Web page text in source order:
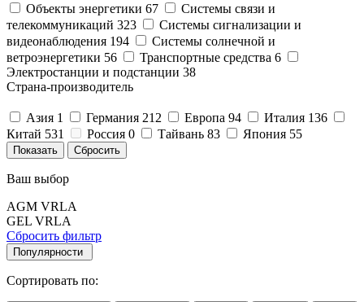
Объекты энергетики 67
Системы связи и
телекоммуникаций 323
Системы сигнализации и
видеонаблюдения 194
Системы солнечной и
ветроэнергетики 56 Транспортные средства 6
Электростанции и подстанции 38
Страна-производитель
Азия 1 Германия 212 Европа 94 Италия 136
Китай 531 Россия 0 Тайвань 83 Япония 55
Ваш выбор
AGM VRLA
GEL VRLA
Сбросить фильтр
Популярности
Сортировать по: